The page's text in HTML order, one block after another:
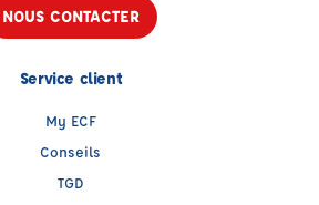
NOUS CONTACTER
Service client
My ECF
Conseils
TGD